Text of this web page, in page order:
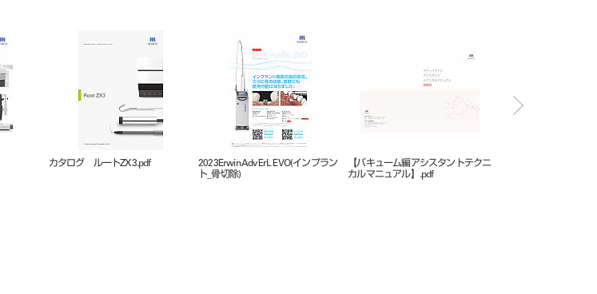
カタログ ルートZX3.pdf
2023Erwin AdvErL EVO(インプラン
ト_骨切除)
【バキューム編アシスタントテクニ
カルマニュアル】.pdf